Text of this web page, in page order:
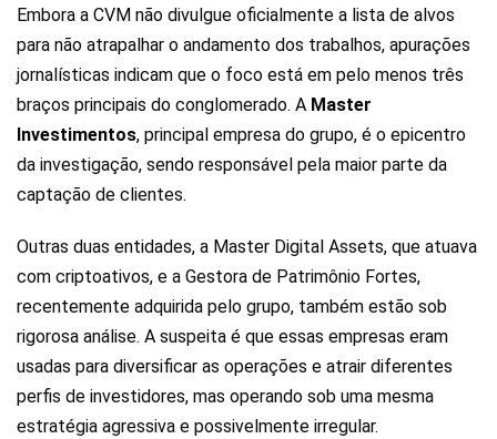
Embora a CVM não divulgue oficialmente a lista de alvos
para não atrapalhar o andamento dos trabalhos, apurações
jornalísticas indicam que o foco está em pelo menos três
braços principais do conglomerado. A Master
Investimentos, principal empresa do grupo, é o epicentro
da investigação, sendo responsável pela maior parte da
captação de clientes.
Outras duas entidades, a Master Digital Assets, que atuava
com criptoativos, e a Gestora de Patrimônio Fortes,
recentemente adquirida pelo grupo, também estão sob
rigorosa análise. A suspeita é que essas empresas eram
usadas para diversificar as operações e atrair diferentes
perfis de investidores, mas operando sob uma mesma
estratégia agressiva e possivelmente irregular.